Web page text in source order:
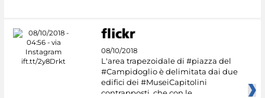
08/10/2018
L'area trapezoidale di #piazza del
#Campidoglio è delimitata dai due
edifici dei #MuseiCapitolini
contrapposti, che con le